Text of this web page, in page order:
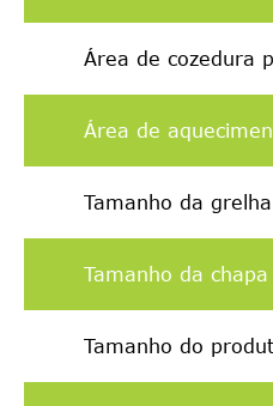
Área de cozedura
Área de
Tamanho da
Tamanho da
Tamanho do